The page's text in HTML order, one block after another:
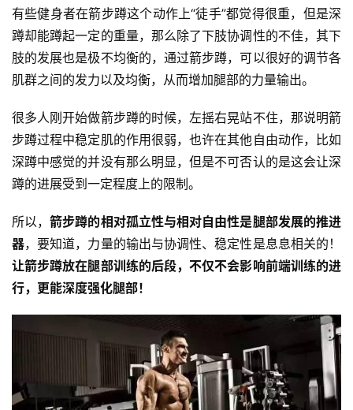
減
脂
計
劃
有
氧
有些健身者在箭步蹲这个动作上“徒手”都觉得很重，但是深
蹲却能蹲起一定的重量，那么除了下肢协调性的不佳，其下
肢的发展也是极不均衡的，通过箭步蹲，可以很好的调节各
肌群之间的发力以及均衡，从而增加腿部的力量输出。
很多人刚开始做箭步蹲的时候，左摇右晃站不住，那说明箭
步蹲过程中稳定肌的作用很弱，也许在其他自由动作，比如
深蹲中感觉的并没有那么明显，但是不可否认的是这会让深
蹲的进展受到一定程度上的限制。
所以，箭步蹲的相对孤立性与相对自由性是腿部发展的推进
器，要知道，力量的输出与协调性、稳定性是息息相关的！
让箭步蹲放在腿部训练的后段，不仅不会影响前端训练的进
行，更能深度强化腿部！